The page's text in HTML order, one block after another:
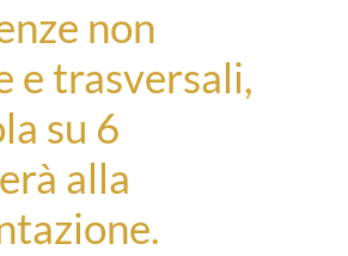
non
e trasversali,
su 6
alla